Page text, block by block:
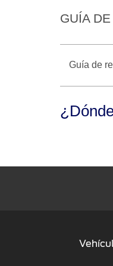
GUÍA
Guía de